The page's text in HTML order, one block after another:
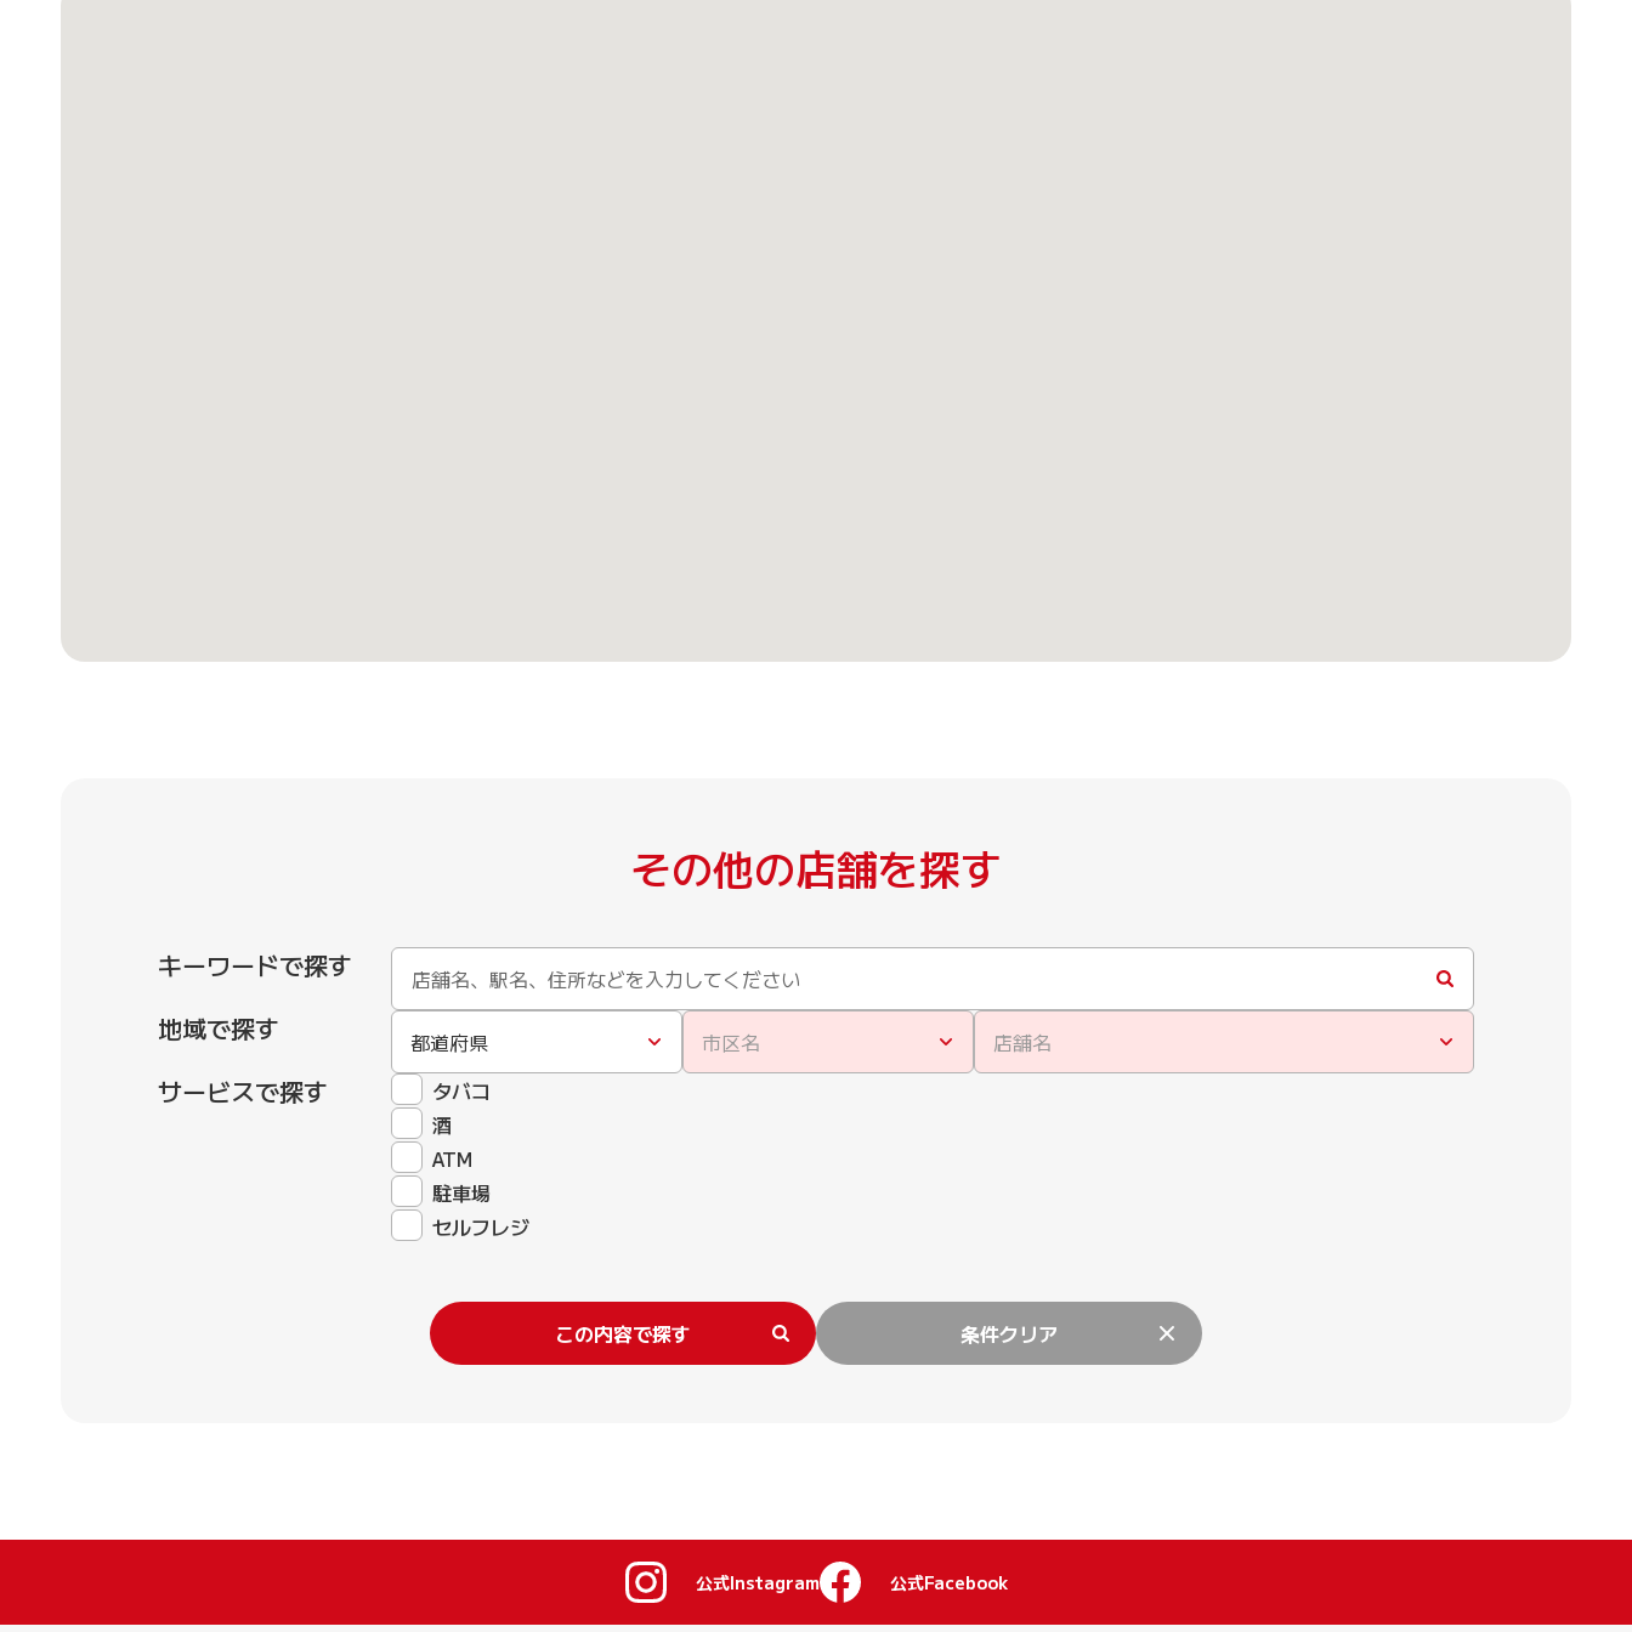
その他の店舗を探す
キーワードで探す
地域で探す
都道府県 市区名 店舗名
サービスで探す
タバコ
酒
ATM
駐車場
セルフレジ
この内容で探す 条件クリア
公式Instagram 公式Facebook